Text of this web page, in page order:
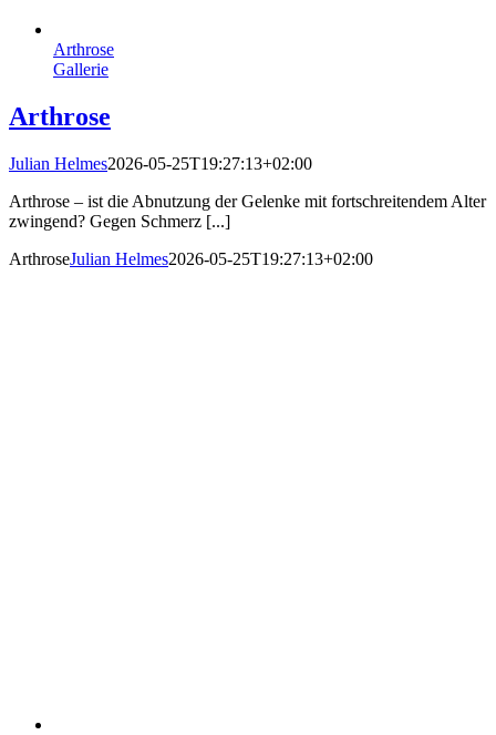
Arthrose
Gallerie
Arthrose
Julian Helmes2026-05-25T19:27:13+02:00
Arthrose – ist die Abnutzung der Gelenke mit fortschreitendem Alter
zwingend? Gegen Schmerz [...]
ArthroseJulian Helmes2026-05-25T19:27:13+02:00